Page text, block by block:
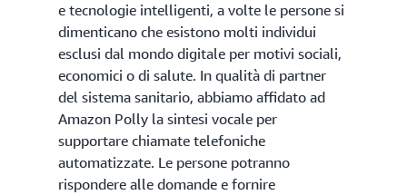
e tecnologie intelligenti, a volte le persone si
dimenticano che esistono molti individui
esclusi dal mondo digitale per motivi sociali,
economici o di salute. In qualità di partner
del sistema sanitario, abbiamo affidato ad
Amazon Polly la sintesi vocale per
supportare chiamate telefoniche
automatizzate. Le persone potranno
rispondere alle domande e fornire